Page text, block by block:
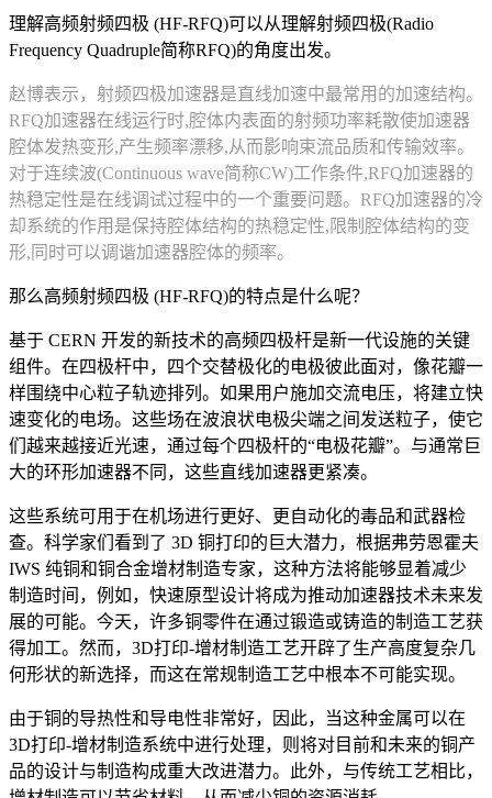
理解高频射频四极 (HF-RFQ)可以从理解射频四极(Radio
Frequency Quadruple简称RFQ)的角度出发。
赵博表示，射频四极加速器是直线加速中最常用的加速结构。
RFQ加速器在线运行时,腔体内表面的射频功率耗散使加速器
腔体发热变形,产生频率漂移,从而影响束流品质和传输效率。
对于连续波(Continuous wave简称CW)工作条件,RFQ加速器的
热稳定性是在线调试过程中的一个重要问题。RFQ加速器的冷
却系统的作用是保持腔体结构的热稳定性,限制腔体结构的变
形,同时可以调谐加速器腔体的频率。
那么高频射频四极 (HF-RFQ)的特点是什么呢？
基于 CERN 开发的新技术的高频四极杆是新一代设施的关键
组件。在四极杆中，四个交替极化的电极彼此面对，像花瓣一
样围绕中心粒子轨迹排列。如果用户施加交流电压，将建立快
速变化的电场。这些场在波浪状电极尖端之间发送粒子，使它
们越来越接近光速，通过每个四极杆的“电极花瓣”。与通常巨
大的环形加速器不同，这些直线加速器更紧凑。
这些系统可用于在机场进行更好、更自动化的毒品和武器检
查。科学家们看到了 3D 铜打印的巨大潜力，根据弗劳恩霍夫
IWS 纯铜和铜合金增材制造专家，这种方法将能够显着减少
制造时间，例如，快速原型设计将成为推动加速器技术未来发
展的可能。今天，许多铜零件在通过锻造或铸造的制造工艺获
得加工。然而，3D打印-增材制造工艺开辟了生产高度复杂几
何形状的新选择，而这在常规制造工艺中根本不可能实现。
由于铜的导热性和导电性非常好，因此，当这种金属可以在
3D打印-增材制造系统中进行处理，则将对目前和未来的铜产
品的设计与制造构成重大改进潜力。此外，与传统工艺相比，